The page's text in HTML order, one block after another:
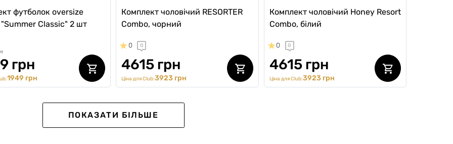
футболок oversize
Classic" 2 шт
грн
1949 грн
Комплект чоловічий RESORTER
Combo, чорний
0 0
4615 грн
Ціна для Club:3923 грн
Комплект чоловічий Honey Resort
Combo, білий
0 0
4615 грн
Ціна для Club:3923 грн
ПОКАЗАТИ БІЛЬШЕ